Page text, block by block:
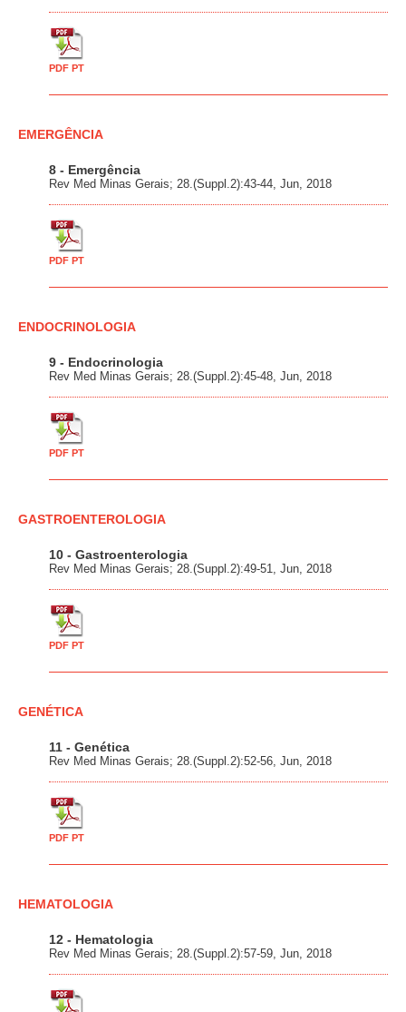
PDF PT
EMERGÊNCIA
8 - Emergência
Rev Med Minas Gerais; 28.(Suppl.2):43-44, Jun, 2018
PDF PT
ENDOCRINOLOGIA
9 - Endocrinologia
Rev Med Minas Gerais; 28.(Suppl.2):45-48, Jun, 2018
PDF PT
GASTROENTEROLOGIA
10 - Gastroenterologia
Rev Med Minas Gerais; 28.(Suppl.2):49-51, Jun, 2018
PDF PT
GENÉTICA
11 - Genética
Rev Med Minas Gerais; 28.(Suppl.2):52-56, Jun, 2018
PDF PT
HEMATOLOGIA
12 - Hematologia
Rev Med Minas Gerais; 28.(Suppl.2):57-59, Jun, 2018